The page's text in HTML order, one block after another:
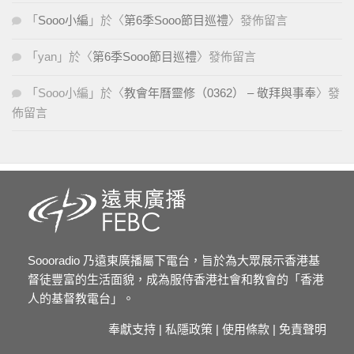
「 Sooo小編 」於〈第6季Sooo節目巡禮〉發佈留言
「 yan 」於〈第6季Sooo節目巡禮〉發佈留言
「 Sooo小編 」於〈教會年曆靈修（0362） – 敬拜與事奉〉發
佈留言
Soooradio 乃遠東廣播屬下電台，旨於為大眾展示香港基
督徒豐富的生活面貌，成為服侍香港社會和教會的「香港
人的基督教電台」。
奉獻支持 | 私隱政策 | 使用條款 | 免責聲明